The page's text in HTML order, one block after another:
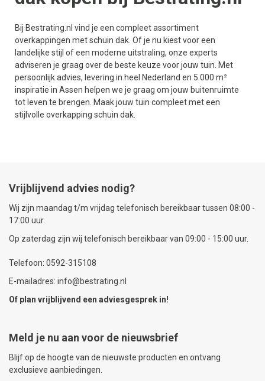
Bij Bestrating.nl vind je een compleet assortiment
overkappingen met schuin dak. Of je nu kiest voor een
landelijke stijl of een moderne uitstraling, onze experts
adviseren je graag over de beste keuze voor jouw tuin. Met
persoonlijk advies, levering in heel Nederland en 5.000 m²
inspiratie in Assen helpen we je graag om jouw buitenruimte
tot leven te brengen. Maak jouw tuin compleet met een
stijlvolle overkapping schuin dak.
Vrijblijvend advies nodig?
Wij zijn maandag t/m vrijdag telefonisch bereikbaar tussen 08:00 -
17:00 uur.
Op zaterdag zijn wij telefonisch bereikbaar van 09:00 - 15:00 uur.
Telefoon: 0592-315108
E-mailadres: info@bestrating.nl
Of plan vrijblijvend een adviesgesprek in!
Meld je nu aan voor de nieuwsbrief
Blijf op de hoogte van de nieuwste producten en ontvang
exclusieve aanbiedingen.